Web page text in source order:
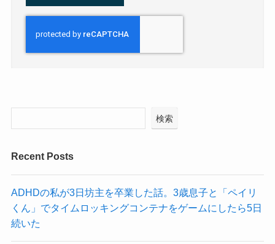
検索
Recent Posts
ADHDの私が3日坊主を卒業した話。3歳息子と「ペイリ
くん」でタイムロッキングコンテナをゲームにしたら5日
続いた